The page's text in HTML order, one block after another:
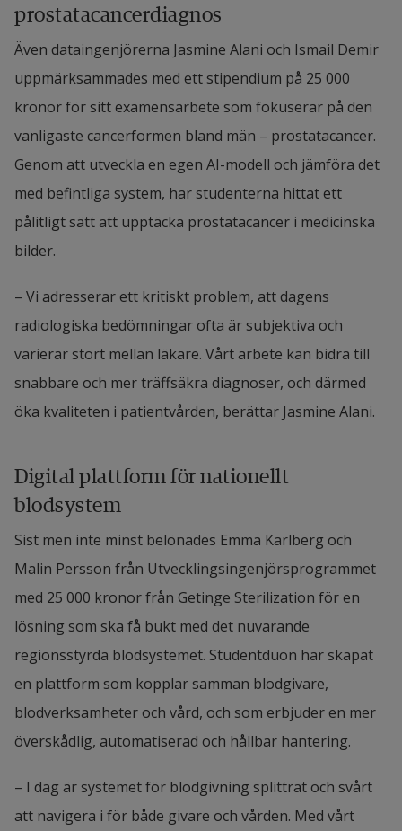
prostatacancerdiagnos
Även dataingenjörerna Jasmine Alani och Ismail Demir
uppmärksammades med ett stipendium på 25 000
kronor för sitt examensarbete som fokuserar på den
vanligaste cancerformen bland män – prostatacancer.
Genom att utveckla en egen AI-modell och jämföra det
med befintliga system, har studenterna hittat ett
pålitligt sätt att upptäcka prostatacancer i medicinska
bilder.
– Vi adresserar ett kritiskt problem, att dagens
radiologiska bedömningar ofta är subjektiva och
varierar stort mellan läkare. Vårt arbete kan bidra till
snabbare och mer träffsäkra diagnoser, och därmed
öka kvaliteten i patientvården, berättar Jasmine Alani.
Digital plattform för nationellt
blodsystem
Sist men inte minst belönades Emma Karlberg och
Malin Persson från Utvecklingsingenjörsprogrammet
med 25 000 kronor från Getinge Sterilization för en
lösning som ska få bukt med det nuvarande
regionsstyrda blodsystemet. Studentduon har skapat
en plattform som kopplar samman blodgivare,
blodverksamheter och vård, och som erbjuder en mer
överskådlig, automatiserad och hållbar hantering.
– I dag är systemet för blodgivning splittrat och svårt
att navigera i för både givare och vården. Med vårt